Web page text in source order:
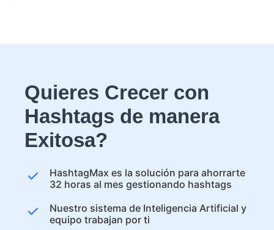
Quieres Crecer con
Hashtags de manera
Exitosa?
HashtagMax es la solución para ahorrarte
32 horas al mes gestionando hashtags
Nuestro sistema de Inteligencia Artificial y
equipo trabajan por ti